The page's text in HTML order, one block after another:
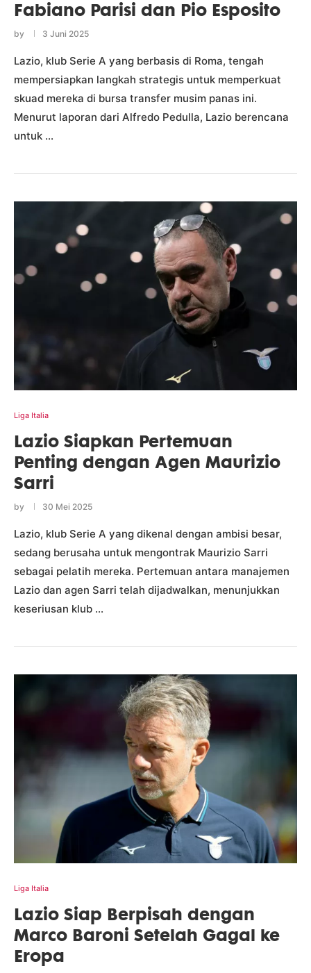
Fabiano Parisi dan Pio Esposito
by 3 Juni 2025
Lazio, klub Serie A yang berbasis di Roma, tengah
mempersiapkan langkah strategis untuk memperkuat
skuad mereka di bursa transfer musim panas ini.
Menurut laporan dari Alfredo Pedulla, Lazio berencana
untuk …
Liga Italia
Lazio Siapkan Pertemuan
Penting dengan Agen Maurizio
Sarri
by 30 Mei 2025
Lazio, klub Serie A yang dikenal dengan ambisi besar,
sedang berusaha untuk mengontrak Maurizio Sarri
sebagai pelatih mereka. Pertemuan antara manajemen
Lazio dan agen Sarri telah dijadwalkan, menunjukkan
keseriusan klub …
Liga Italia
Lazio Siap Berpisah dengan
Marco Baroni Setelah Gagal ke
Eropa